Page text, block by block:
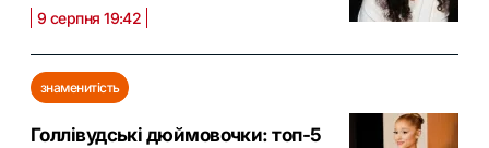
9 серпня 19:42
знаменитість
Голлівудські дюймовочки: топ-5